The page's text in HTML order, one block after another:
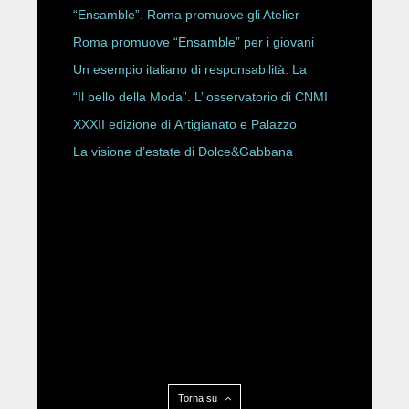
ROBERTA ANGELILLI
“Ensamble”. Roma promuove gli Atelier
Storici
Roma promuove “Ensamble” per i giovani
Un esempio italiano di responsabilità. La
Rete Slow Fiber
“Il bello della Moda”. L’ osservatorio di CNMI
XXXII edizione di Artigianato e Palazzo
La visione d’estate di Dolce&Gabbana
Torna su